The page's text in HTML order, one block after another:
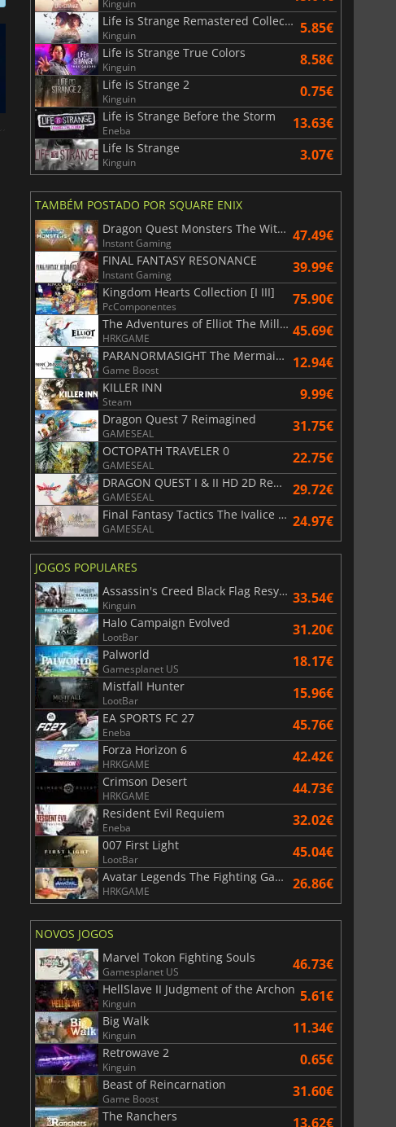
37.51€
Baldur's Gate 3 Elden Ring
Kinguin
Life is Strange Remastered Collection
Kinguin 5.85€
Life is Strange True Colors
Kinguin 8.58€
Life is Strange 2
Kinguin 0.75€
Life is Strange Before the Storm
Eneba 13.63€
Life Is Strange
Kinguin 3.07€
TAMBÉM POSTADO POR SQUARE ENIX
Dragon Quest Monsters The Withered World
Instant Gaming 47.49€
FINAL FANTASY RESONANCE
Instant Gaming 39.99€
Kingdom Hearts Collection [I III]
PcComponentes 75.90€
The Adventures of Elliot The Millennium Tales
HRKGAME 45.69€
PARANORMASIGHT The Mermaid's Curse
Game Boost 12.94€
KILLER INN
Steam 9.99€
Dragon Quest 7 Reimagined
GAMESEAL 31.75€
OCTOPATH TRAVELER 0
GAMESEAL 22.75€
DRAGON QUEST I & II HD 2D Remake
GAMESEAL 29.72€
Final Fantasy Tactics The Ivalice Chronicles
GAMESEAL 24.97€
JOGOS POPULARES
Assassin's Creed Black Flag Resynced
Kinguin 33.54€
Halo Campaign Evolved
LootBar 31.20€
Palworld
Gamesplanet US 18.17€
Mistfall Hunter
LootBar 15.96€
EA SPORTS FC 27
Eneba 45.76€
Forza Horizon 6
HRKGAME 42.42€
Crimson Desert
HRKGAME 44.73€
Resident Evil Requiem
Eneba 32.02€
007 First Light
LootBar 45.04€
Avatar Legends The Fighting Game
HRKGAME 26.86€
NOVOS JOGOS
Marvel Tokon Fighting Souls
Gamesplanet US 46.73€
HellSlave II Judgment of the Archon
Kinguin 5.61€
Big Walk
Kinguin 11.34€
Retrowave 2
Kinguin 0.65€
Beast of Reincarnation
Game Boost 31.60€
The Ranchers 13.62€